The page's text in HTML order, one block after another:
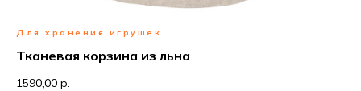
Для хранения игрушек
Тканевая корзина из льна
1590,00 р.